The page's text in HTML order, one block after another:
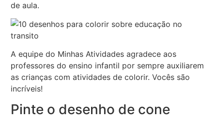
de aula.
A equipe do Minhas Atividades agradece aos
professores do ensino infantil por sempre auxiliarem
as crianças com atividades de colorir. Vocês são
incríveis!
Pinte o desenho de cone